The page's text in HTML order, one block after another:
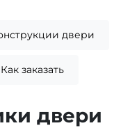
двери
Как заказать
двери